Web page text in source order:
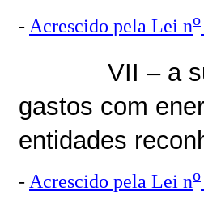
- Acrescido pela Lei no
VII – a
gastos com
entidades
- Acrescido pela Lei no